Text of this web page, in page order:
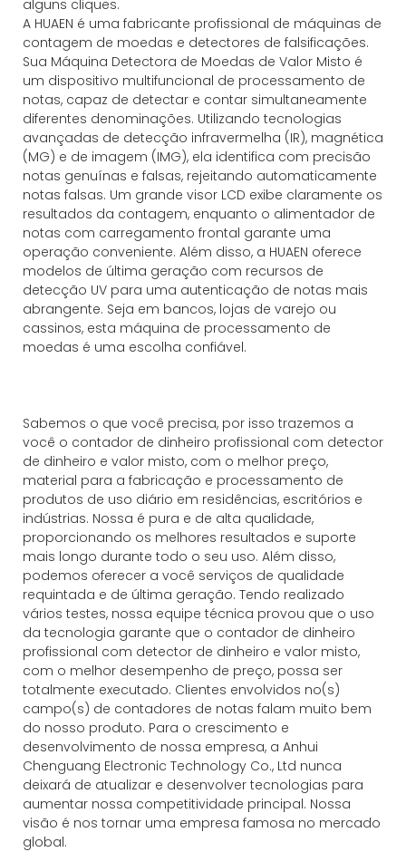
alguns cliques.
A HUAEN é uma fabricante profissional de máquinas de
contagem de moedas e detectores de falsificações.
Sua Máquina Detectora de Moedas de Valor Misto é
um dispositivo multifuncional de processamento de
notas, capaz de detectar e contar simultaneamente
diferentes denominações. Utilizando tecnologias
avançadas de detecção infravermelha (IR), magnética
(MG) e de imagem (IMG), ela identifica com precisão
notas genuínas e falsas, rejeitando automaticamente
notas falsas. Um grande visor LCD exibe claramente os
resultados da contagem, enquanto o alimentador de
notas com carregamento frontal garante uma
operação conveniente. Além disso, a HUAEN oferece
modelos de última geração com recursos de
detecção UV para uma autenticação de notas mais
abrangente. Seja em bancos, lojas de varejo ou
cassinos, esta máquina de processamento de
moedas é uma escolha confiável.
Sabemos o que você precisa, por isso trazemos a
você o contador de dinheiro profissional com detector
de dinheiro e valor misto, com o melhor preço,
material para a fabricação e processamento de
produtos de uso diário em residências, escritórios e
indústrias. Nossa é pura e de alta qualidade,
proporcionando os melhores resultados e suporte
mais longo durante todo o seu uso. Além disso,
podemos oferecer a você serviços de qualidade
requintada e de última geração. Tendo realizado
vários testes, nossa equipe técnica provou que o uso
da tecnologia garante que o contador de dinheiro
profissional com detector de dinheiro e valor misto,
com o melhor desempenho de preço, possa ser
totalmente executado. Clientes envolvidos no(s)
campo(s) de contadores de notas falam muito bem
do nosso produto. Para o crescimento e
desenvolvimento de nossa empresa, a Anhui
Chenguang Electronic Technology Co., Ltd nunca
deixará de atualizar e desenvolver tecnologias para
aumentar nossa competitividade principal. Nossa
visão é nos tornar uma empresa famosa no mercado
global.